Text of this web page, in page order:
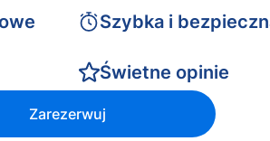
Szybka i
Świetne opinie
Zarezerwuj